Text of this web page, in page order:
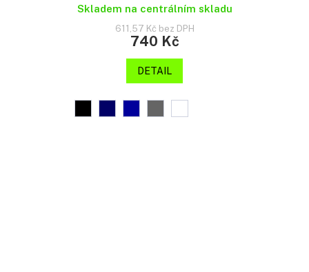
Skladem na centrálním skladu
611,57 Kč bez DPH
740 Kč
DETAIL